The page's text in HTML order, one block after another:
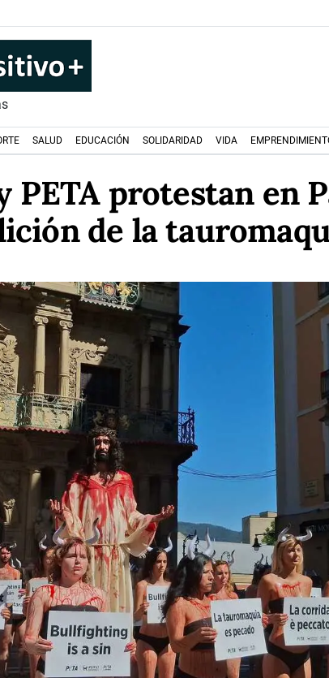
SALUD EDUCACIÓN SOLIDARIDAD VIDA
PETA protestan en
de la